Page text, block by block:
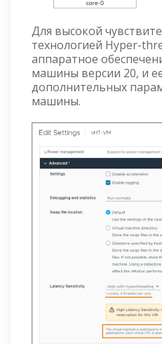
Для высокой
технологией Hyper-
аппаратное
машины версии 20, и
дополнительных
машины.